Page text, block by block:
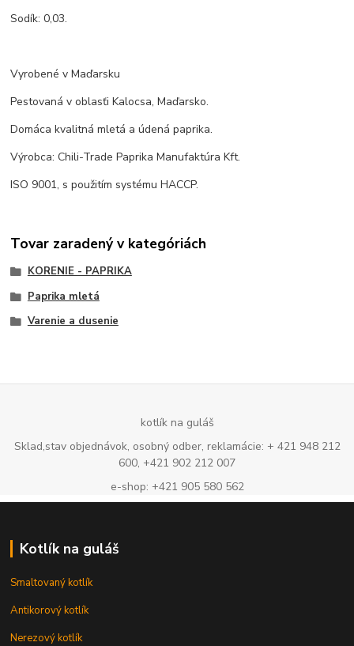
Sodík: 0,03.
Vyrobené v Maďarsku
Pestovaná v oblasťi Kalocsa, Maďarsko.
Domáca kvalitná mletá a údená paprika.
Výrobca: Chili-Trade Paprika Manufaktúra Kft.
ISO 9001, s použitím systému HACCP.
Tovar zaradený v kategóriách
KORENIE - PAPRIKA
Paprika mletá
Varenie a dusenie
kotlík na guláš
Sklad,stav objednávok, osobný odber, reklamácie: + 421 948 212
600, +421 902 212 007
e-shop: +421 905 580 562
Kotlík na guláš
Smaltovaný kotlík
Antikorový kotlík
Nerezový kotlík